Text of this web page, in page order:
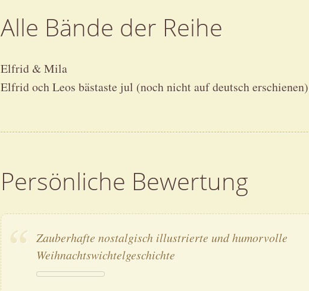
Alle Bände der Reihe
Elfrid & Mila
Elfrid och Leos bästaste jul (noch nicht auf deutsch erschienen)
Persönliche Bewertung
Zauberhafte nostalgisch illustrierte und humorvolle
Weihnachtswichtelgeschichte